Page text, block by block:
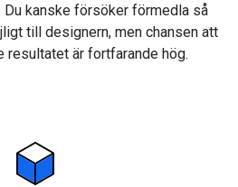
kanske försöker förmedla så
till designern, men chansen att
resultatet är fortfarande hög.